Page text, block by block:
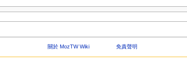
關於 MozTW Wiki 免責聲明